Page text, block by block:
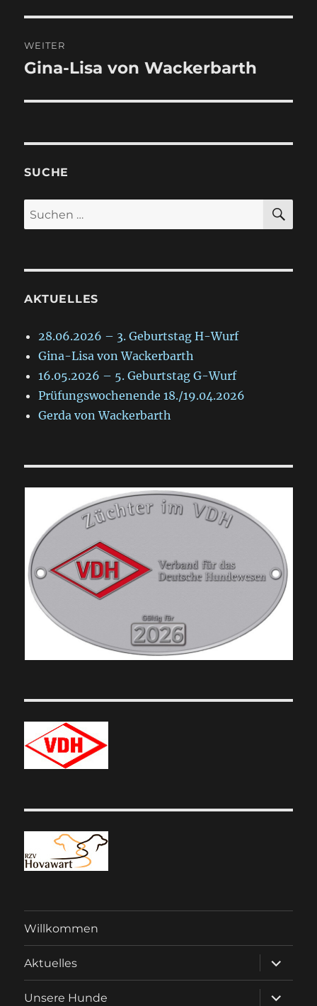
WEITER
Nächster
Gina-Lisa von Wackerbarth
SUCHE
Suche
nach:
AKTUELLES
28.06.2026 – 3. Geburtstag H-Wurf
Gina-Lisa von Wackerbarth
16.05.2026 – 5. Geburtstag G-Wurf
Prüfungswochenende 18./19.04.2026
Gerda von Wackerbarth
Willkommen
Aktuelles
anzeigen
Unsere Hunde